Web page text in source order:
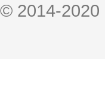
© 2014-2020